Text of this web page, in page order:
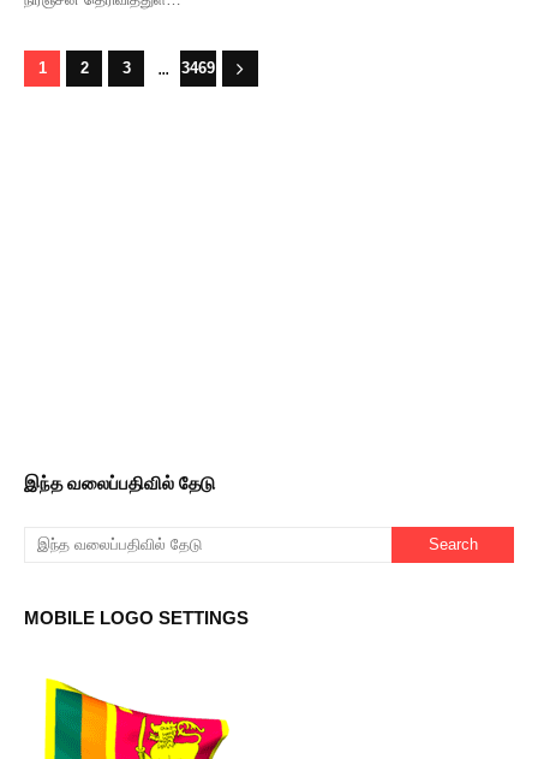
1 2 3 ... 3469
இந்த வலைப்பதிவில் தேடு
MOBILE LOGO SETTINGS